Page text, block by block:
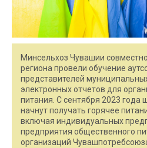
Минсельхоз Чувашии
региона провели обучение
представителей
электронных отчетов для
питания. С сентября 2023 года
начнут получать горячее
включая индивидуальных
предприятия общественного
организаций